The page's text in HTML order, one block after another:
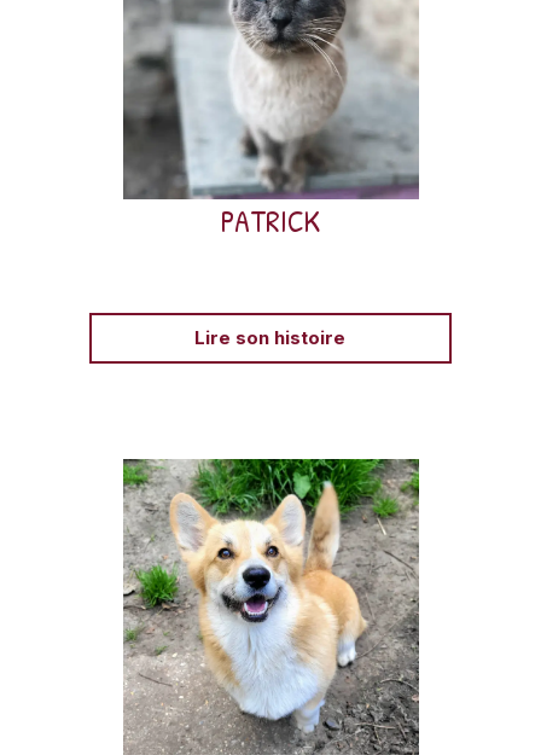
PATRICK
Patrick, né en 2020, est arrivé à AVA en 2022 avec un
tempérament bagarreur.
Lire son histoire
Uzou, Corgi né en 2023, a rejoint AVA après avoir
mordu à deux reprises en raison de comportements
de protection de ressources.